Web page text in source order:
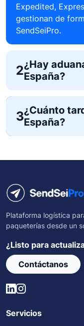
Expedited,
gestionan de
SendSeiPro.
2¿Hay
España?
3¿Cuánto
España?
Plataforma logística
paqueterías desde un
¿Listo para
Contáctanos
Servicios